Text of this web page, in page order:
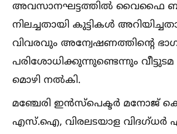
അവസാനഘട്ടത്തില്‍ വൈഫൈ
നിലച്ചതായി കുട്ടികള്‍
വിവരവും അന്വേഷണത്തിന്റെ
പരിശോധിക്കുന്നുണ്ടെന്നും
മൊഴി നല്‍കി.
മഞ്ചേരി ഇൻസ്പെക്ടർ മനോജ്
എസ്.ഐ, വിരലടയാള വിദഗ്ധർ